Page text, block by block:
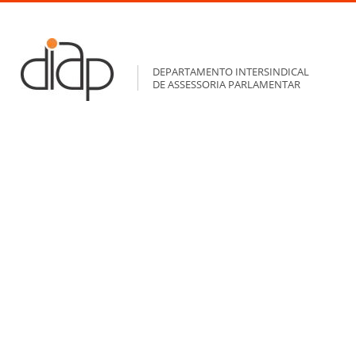
DEPARTAMENTO INTERSINDICAL
DE ASSESSORIA PARLAMENTAR